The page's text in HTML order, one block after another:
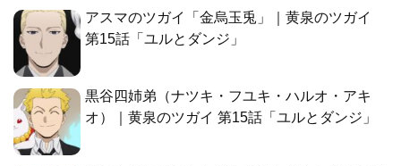
アスマのツガイ「金烏玉兎」｜黄泉のツガイ
第15話「ユルとダンジ」
黒谷四姉弟（ナツキ・フユキ・ハルオ・アキ
オ）｜黄泉のツガイ 第15話「ユルとダンジ」